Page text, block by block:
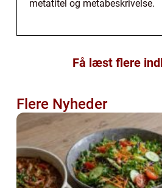
metatitel og metabeskrivelse.
Få læst flere
Flere Nyheder